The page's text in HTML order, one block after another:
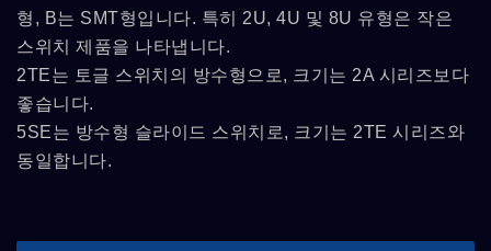
형, B는 SMT형입니다. 특히 2U, 4U 및 8U 유형은 작은
스위치 제품을 나타냅니다.
2TE는 토글 스위치의 방수형으로, 크기는 2A 시리즈보다
좋습니다.
5SE는 방수형 슬라이드 스위치로, 크기는 2TE 시리즈와
동일합니다.